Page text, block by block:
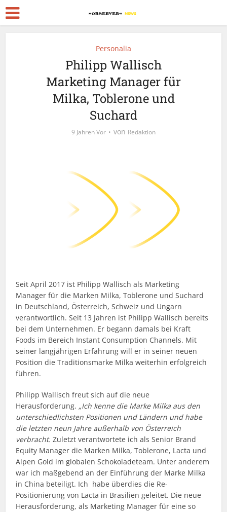
Personalia
Philipp Wallisch
Marketing Manager für
Milka, Toblerone und
Suchard
9 Jahren Vor von Redaktion
Seit April 2017 ist Philipp Wallisch als Marketing
Manager für die Marken Milka, Toblerone und Suchard
in Deutschland, Österreich, Schweiz und Ungarn
verantwortlich. Seit 13 Jahren ist Philipp Wallisch bereits
bei dem Unternehmen. Er begann damals bei Kraft
Foods im Bereich Instant Consumption Channels. Mit
seiner langjährigen Erfahrung will er in seiner neuen
Position die Traditionsmarke Milka weiterhin erfolgreich
führen.
Philipp Wallisch freut sich auf die neue
Herausforderung. „Ich kenne die Marke Milka aus den
unterschiedlichsten Positionen und Ländern und habe
die letzten neun Jahre außerhalb von Österreich
verbracht. Zuletzt verantwortete ich als Senior Brand
Equity Manager die Marken Milka, Toblerone, Lacta und
Alpen Gold im globalen Schokoladeteam. Unter anderem
war ich maßgebend an der Einführung der Marke Milka
in China beteiligt. Ich habe überdies die Re-
Positionierung von Lacta in Brasilien geleitet. Die neue
Herausforderung, als Marketing Manager für eine so